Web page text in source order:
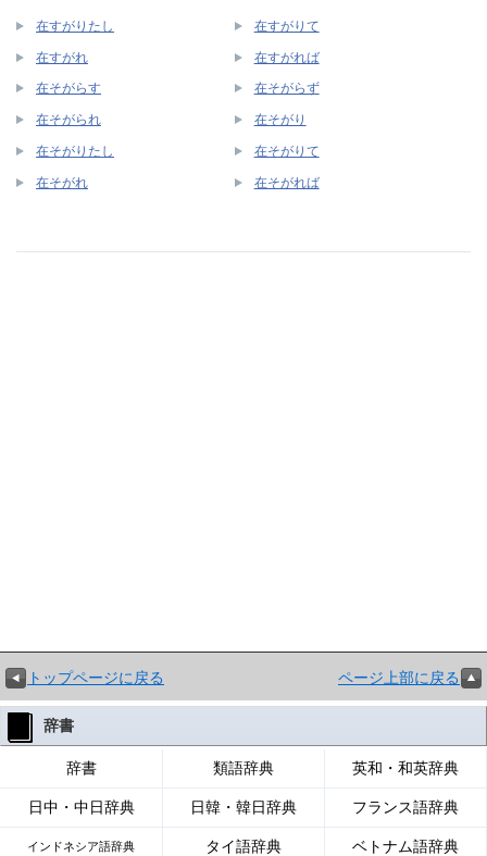
在すがりたし 在すがりて
在すがれ 在すがれば
在そがらす 在そがらず
在そがられ 在そがり
在そがりたし 在そがりて
在そがれ 在そがれば
トップページに戻る ページ上部に戻る
辞書
辞書 類語辞典 英和・和英辞典
日中・中日辞典 日韓・韓日辞典 フランス語辞典
インドネシア語辞典 タイ語辞典 ベトナム語辞典